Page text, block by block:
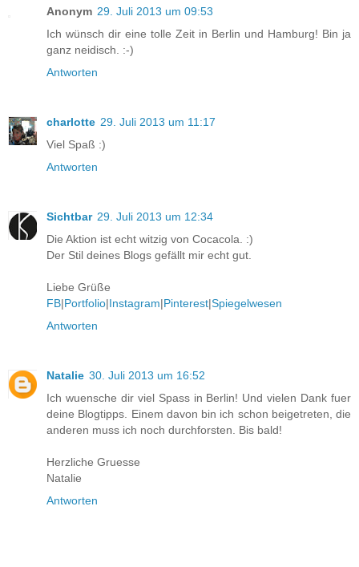
Anonym 29. Juli 2013 um 09:53
Ich wünsch dir eine tolle Zeit in Berlin und Hamburg! Bin ja
ganz neidisch. :-)
Antworten
charlotte 29. Juli 2013 um 11:17
Viel Spaß :)
Antworten
Sichtbar 29. Juli 2013 um 12:34
Die Aktion ist echt witzig von Cocacola. :)
Der Stil deines Blogs gefällt mir echt gut.
Liebe Grüße
FB|Portfolio|Instagram|Pinterest|Spiegelwesen
Antworten
Natalie 30. Juli 2013 um 16:52
Ich wuensche dir viel Spass in Berlin! Und vielen Dank fuer
deine Blogtipps. Einem davon bin ich schon beigetreten, die
anderen muss ich noch durchforsten. Bis bald!
Herzliche Gruesse
Natalie
Antworten